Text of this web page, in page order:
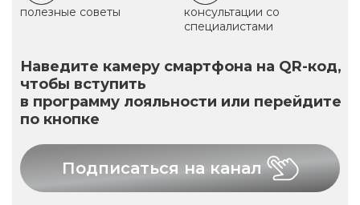
полезные советы
консультации со
специалистами
Наведите камеру смартфона на QR-код,
чтобы вступить
в программу лояльности или перейдите
по кнопке
Подписаться на канал